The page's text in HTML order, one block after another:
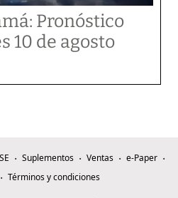
Pronóstico
10 de agosto
Suplementos Ventas
e-Paper
Términos y condiciones